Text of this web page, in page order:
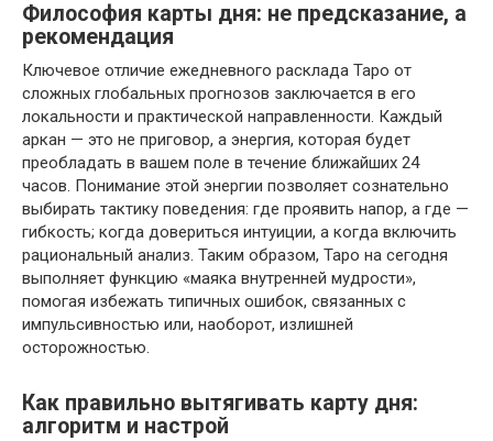
Философия карты дня: не предсказание, а
рекомендация
Ключевое отличие ежедневного расклада Таро от
сложных глобальных прогнозов заключается в его
локальности и практической направленности. Каждый
аркан — это не приговор, а энергия, которая будет
преобладать в вашем поле в течение ближайших 24
часов. Понимание этой энергии позволяет сознательно
выбирать тактику поведения: где проявить напор, а где —
гибкость; когда довериться интуиции, а когда включить
рациональный анализ. Таким образом, Таро на сегодня
выполняет функцию «маяка внутренней мудрости»,
помогая избежать типичных ошибок, связанных с
импульсивностью или, наоборот, излишней
осторожностью.
Как правильно вытягивать карту дня:
алгоритм и настрой